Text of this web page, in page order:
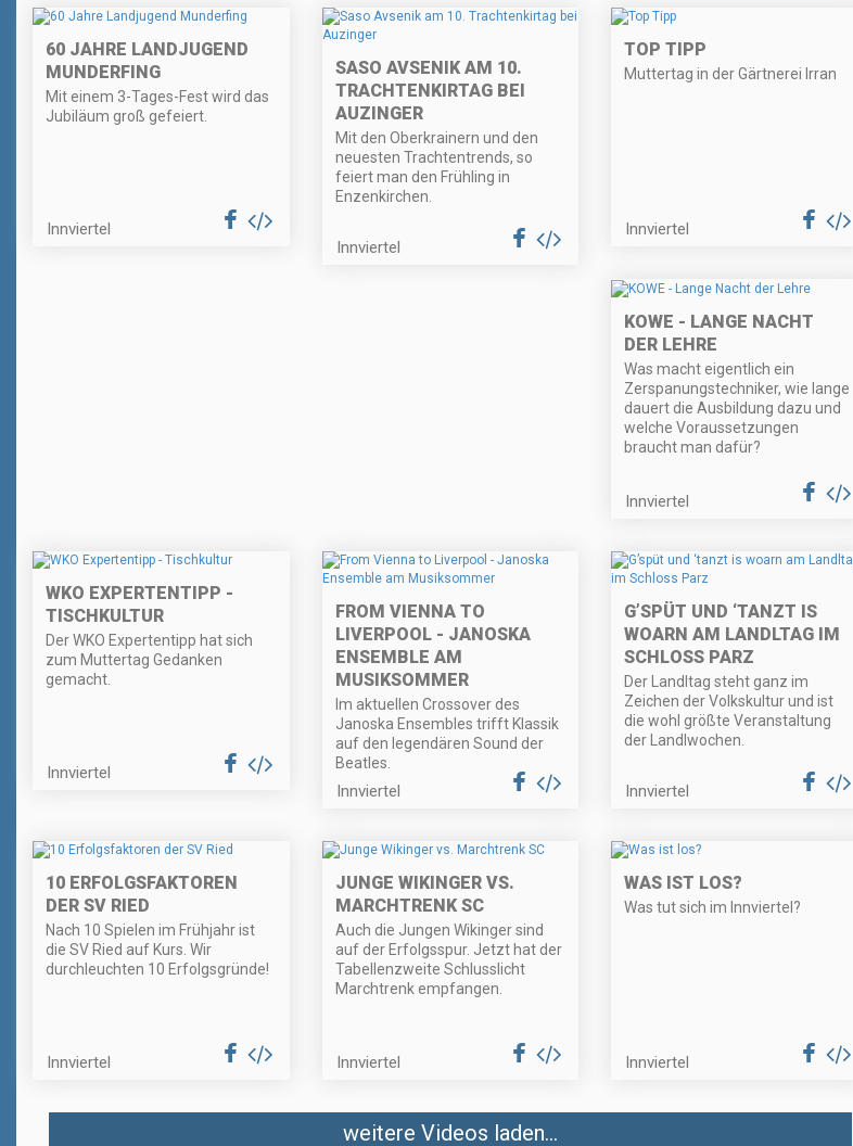
60 JAHRE LANDJUGEND
MUNDERFING
Mit einem 3-Tages-Fest wird das
Jubiläum groß gefeiert.
Innviertel
SASO AVSENIK AM 10.
TRACHTENKIRTAG BEI
AUZINGER
Mit den Oberkrainern und den
neuesten Trachtentrends, so
feiert man den Frühling in
Enzenkirchen.
Innviertel
TOP TIPP
Muttertag in der Gärtnerei Irran
Innviertel
KOWE - LANGE NACHT
DER LEHRE
Was macht eigentlich ein
Zerspanungstechniker, wie lange
dauert die Ausbildung dazu und
welche Voraussetzungen
braucht man dafür?
Innviertel
WKO EXPERTENTIPP -
TISCHKULTUR
Der WKO Expertentipp hat sich
zum Muttertag Gedanken
gemacht.
Innviertel
FROM VIENNA TO
LIVERPOOL - JANOSKA
ENSEMBLE AM
MUSIKSOMMER
Im aktuellen Crossover des
Janoska Ensembles trifft Klassik
auf den legendären Sound der
Beatles.
Innviertel
G’SPÜT UND ‘TANZT IS
WOARN AM LANDLTAG IM
SCHLOSS PARZ
Der Landltag steht ganz im
Zeichen der Volkskultur und ist
die wohl größte Veranstaltung
der Landlwochen.
Innviertel
10 ERFOLGSFAKTOREN
DER SV RIED
Nach 10 Spielen im Frühjahr ist
die SV Ried auf Kurs. Wir
durchleuchten 10 Erfolgsgründe!
Innviertel
JUNGE WIKINGER VS.
MARCHTRENK SC
Auch die Jungen Wikinger sind
auf der Erfolgsspur. Jetzt hat der
Tabellenzweite Schlusslicht
Marchtrenk empfangen.
Innviertel
WAS IST LOS?
Was tut sich im Innviertel?
Innviertel
weitere Videos laden...